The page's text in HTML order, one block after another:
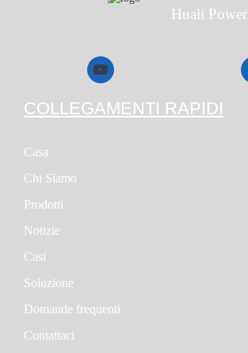
Huali Power
COLLEGAMENTI RAPIDI
Casa
Chi Siamo
Prodotti
Notizie
Casi
Soluzione
Domande frequenti
Contattaci